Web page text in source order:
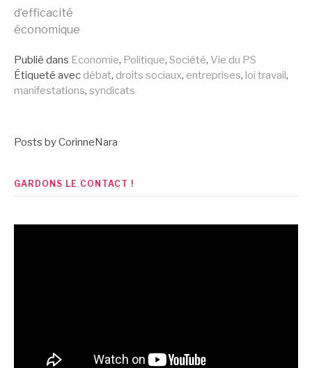
la
suite
d’efficacité
économique
Publié dans Economie, Politique, Société, Vie du PS
Étiqueté avec débat, droits sociaux, entreprises, loi travail,
manifestations, syndicats
Posts by CorinneNara
GARDONS LE CONTACT !